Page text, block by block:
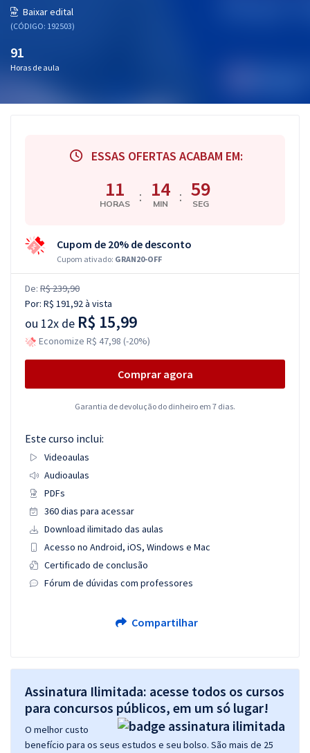
Atendimento
Baixar edital
(CÓDIGO: 192503)
91
Horas de aula
ESSAS OFERTAS ACABAM EM:
11
HORAS : 14
MIN : 58
SEG
Cupom de 20% de desconto
Cupom ativado: GRAN20-OFF
De: R$ 239,90
Por: R$ 191,92à vista
ou 12x de R$ 15,99
Economize R$ 47,98 (-20%)
Comprar agora
Garantia de devolução do dinheiro em 7 dias.
Este curso inclui:
Videoaulas
Audioaulas
PDFs
360 dias para acessar
Download ilimitado das aulas
Acesso no Android, iOS, Windows e Mac
Certificado de conclusão
Fórum de dúvidas com professores
Compartilhar
Assinatura Ilimitada: acesse todos os cursos
para concursos públicos, em um só lugar!
O melhor custo
benefício para os seus estudos e seu bolso. São mais de 25